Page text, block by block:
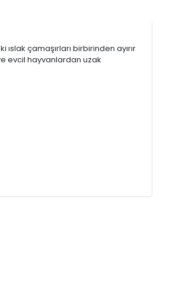
ıslak çamaşırları birbirinden ayırır
evcil hayvanlardan uzak